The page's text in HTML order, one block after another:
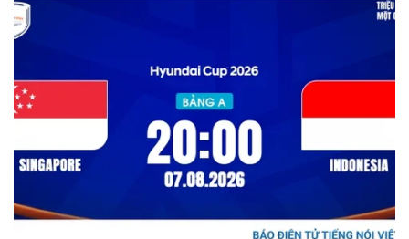
Kinh tế
Bất động sản
Tỷ giá
Chứng khoán
Giá cà phê